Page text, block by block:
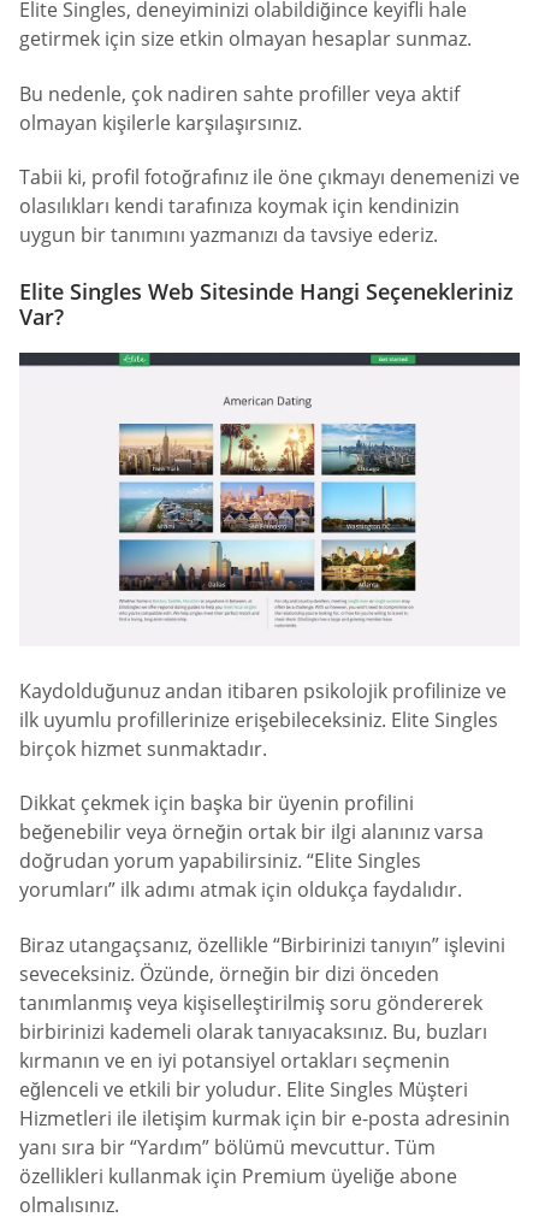
Elite Singles, deneyiminizi olabildiğince keyifli hale
getirmek için size etkin olmayan hesaplar sunmaz.
Bu nedenle, çok nadiren sahte profiller veya aktif
olmayan kişilerle karşılaşırsınız.
Tabii ki, profil fotoğrafınız ile öne çıkmayı denemenizi ve
olasılıkları kendi tarafınıza koymak için kendinizin
uygun bir tanımını yazmanızı da tavsiye ederiz.
Elite Singles Web Sitesinde Hangi Seçenekleriniz
Var?
Kaydolduğunuz andan itibaren psikolojik profilinize ve
ilk uyumlu profillerinize erişebileceksiniz. Elite Singles
birçok hizmet sunmaktadır.
Dikkat çekmek için başka bir üyenin profilini
beğenebilir veya örneğin ortak bir ilgi alanınız varsa
doğrudan yorum yapabilirsiniz. “Elite Singles
yorumları” ilk adımı atmak için oldukça faydalıdır.
Biraz utangaçsanız, özellikle “Birbirinizi tanıyın” işlevini
seveceksiniz. Özünde, örneğin bir dizi önceden
tanımlanmış veya kişiselleştirilmiş soru göndererek
birbirinizi kademeli olarak tanıyacaksınız. Bu, buzları
kırmanın ve en iyi potansiyel ortakları seçmenin
eğlenceli ve etkili bir yoludur. Elite Singles Müşteri
Hizmetleri ile iletişim kurmak için bir e-posta adresinin
yanı sıra bir “Yardım” bölümü mevcuttur. Tüm
özellikleri kullanmak için Premium üyeliğe abone
olmalısınız.